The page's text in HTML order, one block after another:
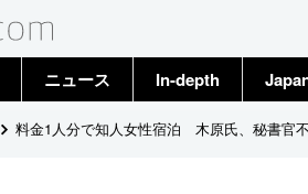
ニュース
トップ
In-depth
料金1人分で知人女性宿泊 木原氏、秘書官